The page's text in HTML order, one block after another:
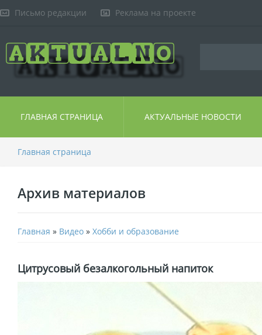
Письмо редакции Реклама на проекте
ГЛАВНАЯ СТРАНИЦА АКТУАЛЬНЫЕ НОВОСТИ
Главная страница
Архив материалов
Главная » Видео » Хобби и образование
Цитрусовый безалкогольный напиток